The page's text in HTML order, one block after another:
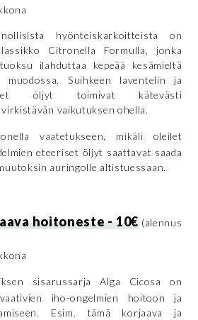
hyönteiskarkoitteista on
Citronella Formulla, jonka
ilahduttaa kepeää kesämieltä
muodossa. Suihkeen laventelin ja
öljyt toimivat kätevästi
vaikutuksen ohella.
vaatetukseen, mikäli oleilet
eteeriset öljyt saattavat saada
auringolle altistuessaan.
hoitoneste - 10€ (alennus
sisarussarja Alga Cicosa on
iho-ongelmien hoitoon ja
Esim. tämä korjaava ja